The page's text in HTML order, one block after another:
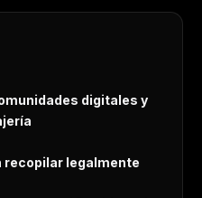
digitales y
recopilar legalmente